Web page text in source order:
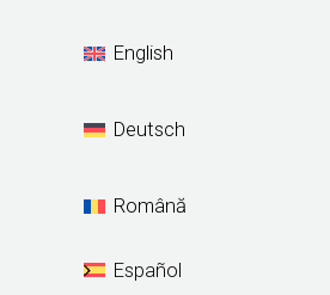
English
Deutsch
Română
Español